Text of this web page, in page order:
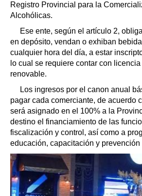
Registro Provincial para la
Alcohólicas.
Ese ente, según el artículo 2,
en depósito, vendan o exhiban
cualquier hora del día, a estar
lo cual se requiere contar con licencia
renovable.
Los ingresos por el canon anual
pagar cada comerciante, de acuerdo
será asignado en el 100% a la
destino el financiamiento de las
fiscalización y control, así como a
educación, capacitación y